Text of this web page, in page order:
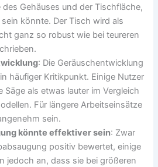
Gehäuses und der Tischfläche,
könnte. Der Tisch wird als
ganz so robust wie bei teureren
: Die Geräuschentwicklung
häufiger Kritikpunkt. Einige Nutzer
Säge als etwas lauter im Vergleich
Für längere Arbeitseinsätze
sein.
könnte effektiver sein: Zwar
positiv bewertet, einige
jedoch an, dass sie bei größeren